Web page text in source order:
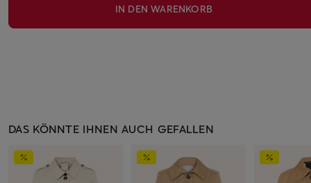
IN DEN WARENKORB
DAS KÖNNTE IHNEN AUCH GEFALLEN